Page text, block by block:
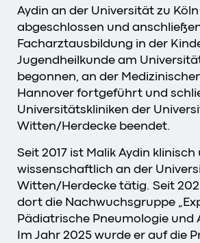
Aydin an der Universität zu
abgeschlossen und
Facharztausbildung in der
Jugendheilkunde am
begonnen, an der
Hannover fortgeführt und
Universitätskliniken der
Witten/Herdecke beendet.
Seit 2017 ist Malik Aydin klinisch
wissenschaftlich an der
Witten/Herdecke tätig. Seit
dort die Nachwuchsgruppe
Pädiatrische Pneumologie und
Im Jahr 2025 wurde er auf die